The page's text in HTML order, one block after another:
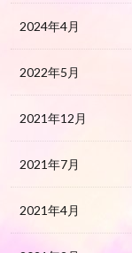
2024年4月
2022年5月
2021年12月
2021年7月
2021年4月